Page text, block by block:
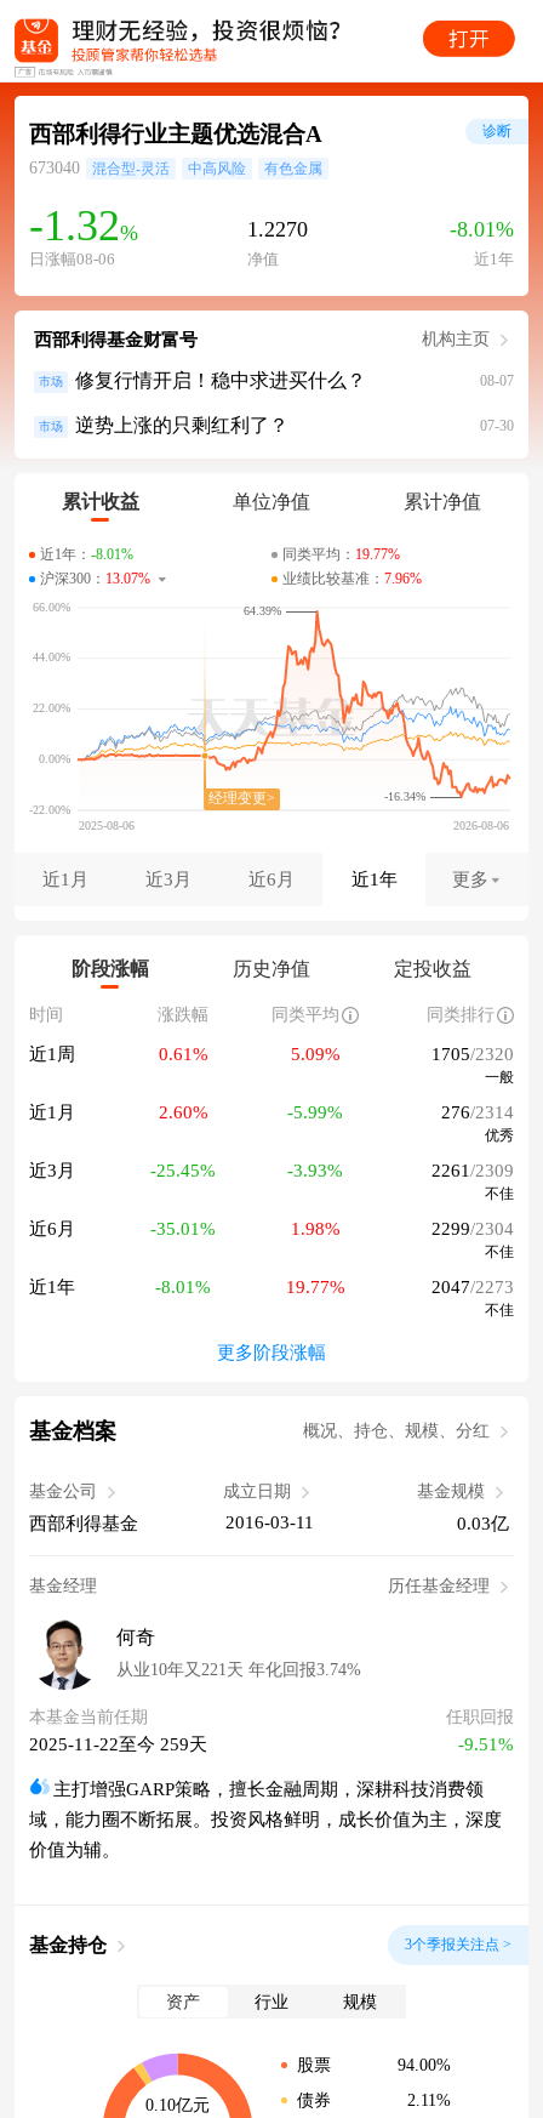
西部利得行业主题优选混合A
673040 混合型-灵活 中高风险 有色金属
-1.32%
日涨幅08-06
1.2270
净值
-8.01%
近1年
诊断
西部利得基金财富号 机构主页
市场 修复行情开启！稳中求进买什么？ 08-07
市场 逆势上涨的只剩红利了？ 07-30
累计收益 单位净值 累计净值
近1年： -8.01% 同类平均： 19.77%
沪深300： 13.07% 业绩比较基准： 7.96%
-16.34%
64.39%
近1月 近3月 近6月 近1年 更多
阶段涨幅 历史净值 定投收益
时间 涨跌幅 同类平均 同类排行
近1周 0.61% 5.09% 1705/2320
一般
近1月 2.60% -5.99% 276/2314
优秀
近3月 -25.45% -3.93% 2261/2309
不佳
近6月 -35.01% 1.98% 2299/2304
不佳
近1年 -8.01% 19.77% 2047/2273
不佳
更多阶段涨幅
基金档案 概况、持仓、规模、分红
基金公司
西部利得基金
成立日期
2016-03-11
基金规模
0.03亿
基金经理 历任基金经理
何奇
从业10年又221天 年化回报3.74%
本基金当前任期
2025-11-22至今 259天
任职回报
-9.51%
主打增强GARP策略，擅长金融周期，深耕科技消费领
域，能力圈不断拓展。投资风格鲜明，成长价值为主，深度
价值为辅。
基金持仓 3个季报关注点 >
资产 行业 规模
0.10亿元
股票
94.00%
债券
2.11%